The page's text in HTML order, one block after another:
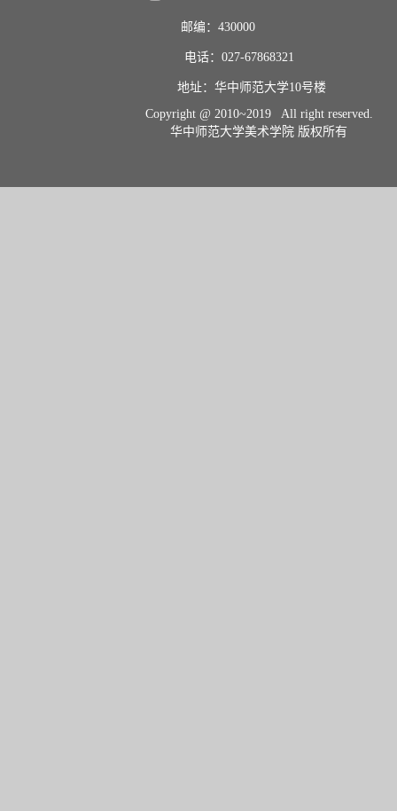
邮编：430000
电话：027-67868321
地址：华中师范大学10号楼
Copyright @ 2010~2019 All right reserved.
华中师范大学美术学院 版权所有